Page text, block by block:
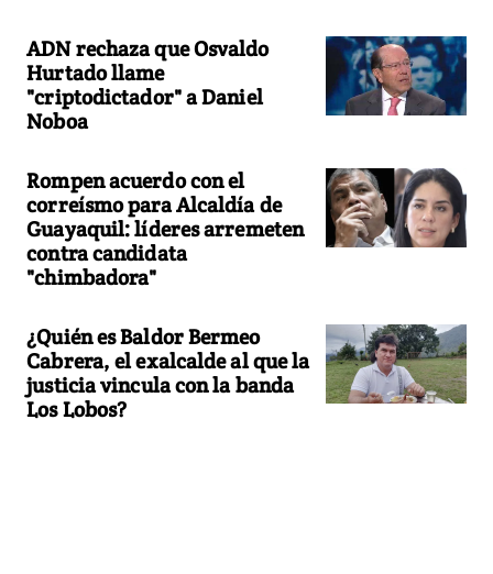
ADN rechaza que Osvaldo
Hurtado llame
"criptodictador" a Daniel
Noboa
Rompen acuerdo con el
correísmo para Alcaldía de
Guayaquil: líderes arremeten
contra candidata
"chimbadora"
¿Quién es Baldor Bermeo
Cabrera, el exalcalde al que la
justicia vincula con la banda
Los Lobos?